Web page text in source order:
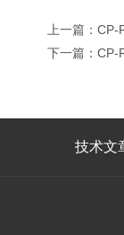
上一篇： CP-
下一篇： CP-
技术文